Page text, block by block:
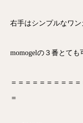
右手はシンプルなワ
momogelの３番とても
＝＝＝＝＝＝＝＝＝
＝